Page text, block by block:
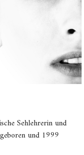
Sehlehrerin und
und 1999